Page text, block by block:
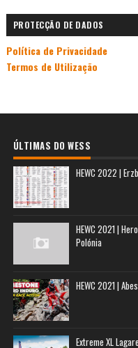
PROTECÇÃO DE DADOS
Política de Privacidade
Termos de Utilização
ÚLTIMAS DO WESS
HEWC 2022 |
HEWC 2021 |
Polónia
HEWC 2021 |
Extreme XL